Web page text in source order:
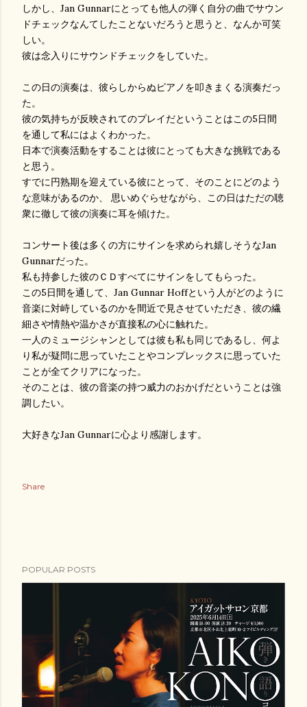
しかし、Jan Gunnarにとっても他人の弾く自分の曲でサウン
ドチェックなんてしたことないだろうと思うと、なんか可笑
しい。
彼は念入りにサウンドチェックをしていた。
この日の演奏は、彼らしからぬピアノを叩きまくる演奏だっ
た。
彼の気持ちが反映されてのプレイだということはこの5日間
を通して私にはよくわかった。
日本で演奏活動をすることは彼にとっても大きな挑戦である
と思う。
すでに円熟期を迎えている彼にとって、そのことにどのよう
な意味があるのか、 思いめぐらせながら、この日はただの聴
衆に徹して彼の演奏に耳を傾けた。
コンサート後は多くの方にサインを求められ嬉しそうなJan
Gunnarだった。
私も持参した彼のＣＤすべてにサインをしてもらった。
この5日間を通して、Jan Gunnar Hoffという人がどのように
音楽に対峙しているのかを間近で見させていただき、彼の繊
細さや情熱や温かさが直接私の心に触れた。
一人のミュージシャンとしては彼も私も同じであるし、何よ
り私が疑問に思っていたことやコンプレックスに思っていた
ことが全てクリアになった。
そのことは、彼の音楽の持つ威力のおかげだということは強
調したい。
大好きなJan Gunnarに心より感謝します。
Share
POPULAR POSTS